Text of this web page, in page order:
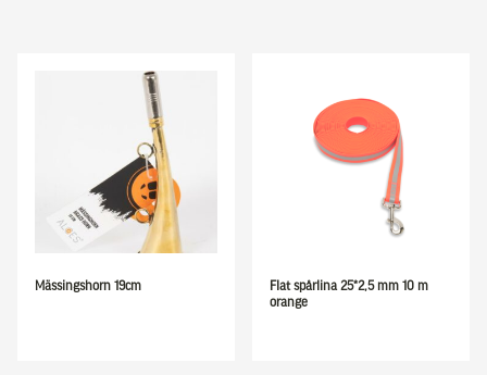
Mässingshorn 19cm
Flat spårlina 25*2,5 mm 10 m
orange